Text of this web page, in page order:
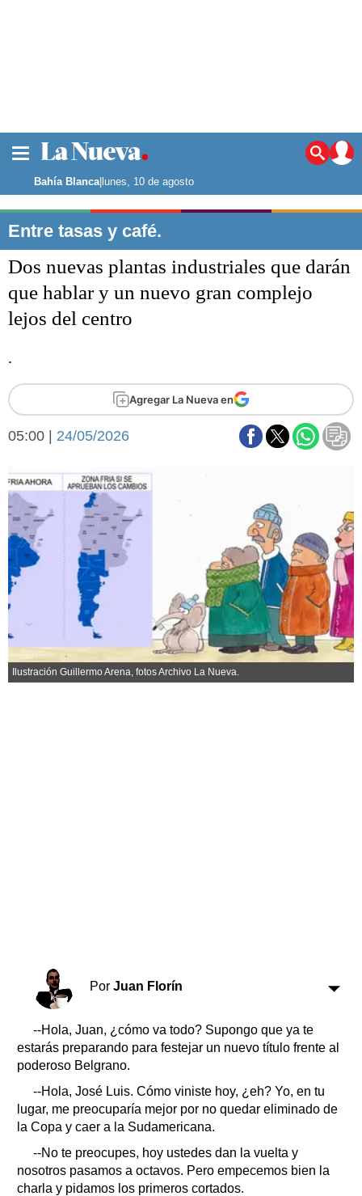
Noticias
La ciudad
Punta Alta
El mundo
Opinión
Deportes
Fútbol
Federal A
Arte y cultura
Economía y campo
Espacio empresas
Sociedad y tiempo
libre
Tecnología
Turismo
Salud
Es viral
El tiempo
Fúnebres
Bahía Blanca|lunes, 10 de agosto
Entre tasas y café.
Dos nuevas plantas industriales que darán
que hablar y un nuevo gran complejo
lejos del centro
.
Agregar La Nueva en
05:00 | 24/05/2026
Ilustración Guillermo Arena, fotos Archivo La Nueva.
Por Juan Florín
--Hola, Juan, ¿cómo va todo? Supongo que ya te
estarás preparando para festejar un nuevo título frente al
poderoso Belgrano.
--Hola, José Luis. Cómo viniste hoy, ¿eh? Yo, en tu
lugar, me preocuparía mejor por no quedar eliminado de
la Copa y caer a la Sudamericana.
--No te preocupes, hoy ustedes dan la vuelta y
nosotros pasamos a octavos. Pero empecemos bien la
charla y pidamos los primeros cortados.